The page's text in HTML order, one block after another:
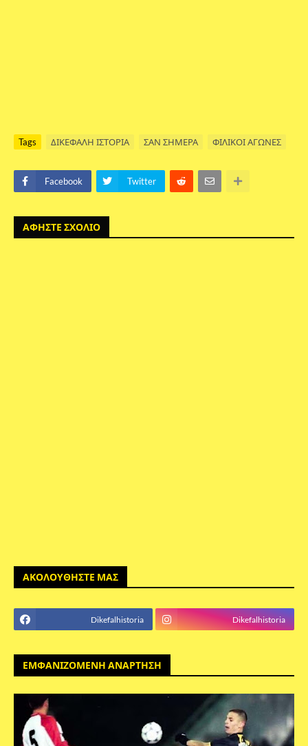
Tags ΔΙΚΕΦΑΛΗ ΙΣΤΟΡΙΑ ΣΑΝ ΣΗΜΕΡΑ ΦΙΛΙΚΟΙ ΑΓΩΝΕΣ
Facebook Twitter
ΑΦΗΣΤΕ ΣΧΟΛΙΟ
ΑΚΟΛΟΥΘΗΣΤΕ ΜΑΣ
Dikefalhistoria Dikefalhistoria
ΕΜΦΑΝΙΖΟΜΕΝΗ ΑΝΑΡΤΗΣΗ